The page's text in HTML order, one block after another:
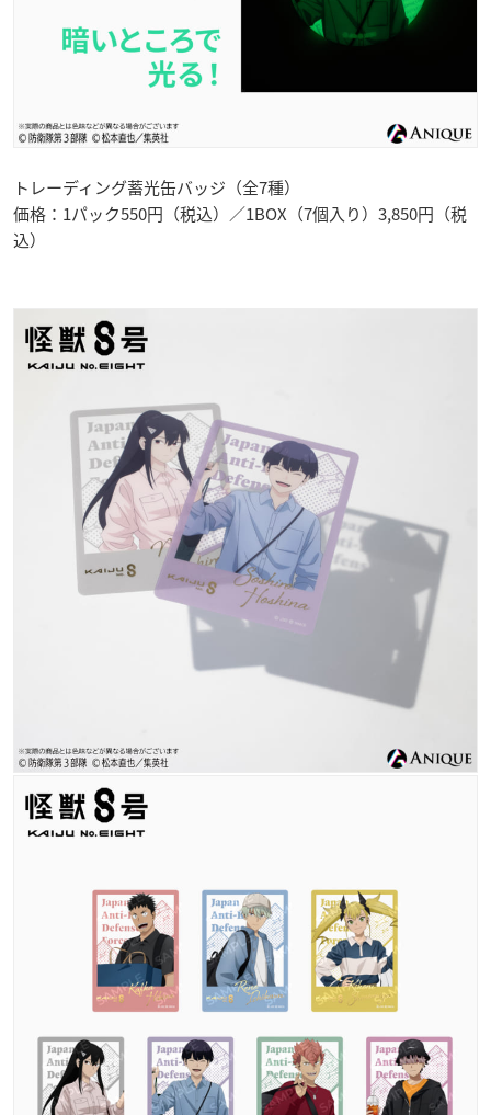
トレーディング蓄光缶バッジ（全7種）
価格：1パック550円（税込）／1BOX（7個入り）3,850円（税
込）